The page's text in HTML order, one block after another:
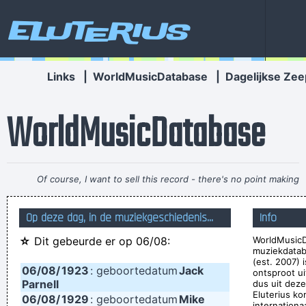
Eluterius
Links WorldMusicDatabase Dagelijkse
WorldMusicDatabase
Of course, I want to sell this record - there's no point making
it otherwise~ George Michael
They're Coming To A Rock And Roll Concert And Watching
Television That Says It All
~ Larry Mullen
Ze hebben mij gekozen omwille van mijn acteertalent en niet
~ Koen Wauters
Tijdens een interview over de film "Intensive Care"...
Op deze dag, in de muziekgeschiedenis...
☆ Dit gebeurde er op 06/08:
06/08/1923 : geboortedatumJack
Parnell
06/08/1929 : geboortedatum Mike
Info
(est. 2007)
ontsproot
dus uit
Eluterius